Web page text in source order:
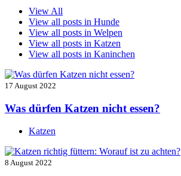
View All
View all posts in Hunde
View all posts in Welpen
View all posts in Katzen
View all posts in Kaninchen
17 August 2022
Was dürfen Katzen nicht essen?
Katzen
8 August 2022